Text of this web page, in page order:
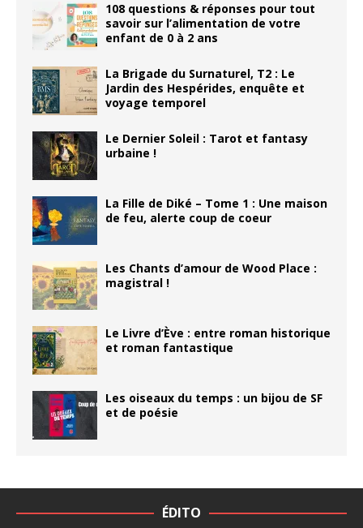
108 questions & réponses pour tout
savoir sur l’alimentation de votre
enfant de 0 à 2 ans
La Brigade du Surnaturel, T2 : Le
Jardin des Hespérides, enquête et
voyage temporel
Le Dernier Soleil : Tarot et fantasy
urbaine !
La Fille de Diké – Tome 1 : Une maison
de feu, alerte coup de coeur
Les Chants d’amour de Wood Place :
magistral !
Le Livre d’Ève : entre roman historique
et roman fantastique
Les oiseaux du temps : un bijou de SF
et de poésie
ÉDITO